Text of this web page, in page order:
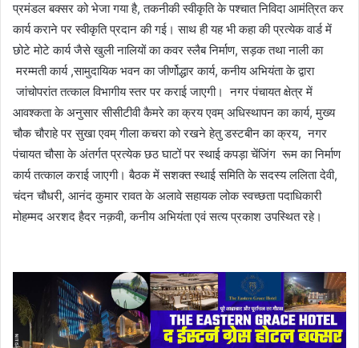
प्रमंडल बक्सर को भेजा गया है, तकनीकी स्वीकृति के पश्चात निविदा आमंत्रित कर
कार्य कराने पर स्वीकृति प्रदान की गई। साथ ही यह भी कहा की प्रत्येक वार्ड में
छोटे मोटे कार्य जैसे खुली नालियों का कवर स्लैब निर्माण, सड़क तथा नाली का
मरम्मती कार्य ,सामुदायिक भवन का जीर्णोद्धार कार्य, कनीय अभियंता के द्वारा
जांचोपरांत तत्काल विभागीय स्तर पर कराई जाएगी। नगर पंचायत क्षेत्र में
आवश्कता के अनुसार सीसीटीवी कैमरे का क्रय एवम् अधिस्थापन का कार्य, मुख्य
चौक चौराहे पर सुखा एवम् गीला कचरा को रखने हेतु डस्टबीन का क्रय, नगर
पंचायत चौसा के अंतर्गत प्रत्येक छठ घाटों पर स्थाई कपड़ा चेंजिंग रूम का निर्माण
कार्य तत्काल कराई जाएगी। बैठक में सशक्त स्थाई समिति के सदस्य ललिता देवी,
चंदन चौधरी, आनंद कुमार रावत के अलावे सहायक लोक स्वच्छता पदाधिकारी
मोहम्मद अरशद हैदर नक़वी, कनीय अभियंता एवं सत्य प्रकाश उपस्थित रहे।